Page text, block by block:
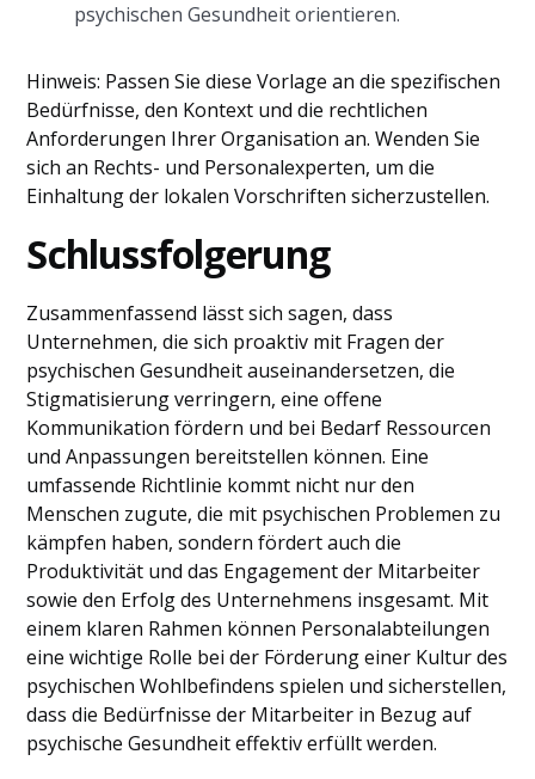
psychischen Gesundheit orientieren.
Hinweis: Passen Sie diese Vorlage an die spezifischen
Bedürfnisse, den Kontext und die rechtlichen
Anforderungen Ihrer Organisation an. Wenden Sie
sich an Rechts- und Personalexperten, um die
Einhaltung der lokalen Vorschriften sicherzustellen.
Schlussfolgerung
Zusammenfassend lässt sich sagen, dass
Unternehmen, die sich proaktiv mit Fragen der
psychischen Gesundheit auseinandersetzen, die
Stigmatisierung verringern, eine offene
Kommunikation fördern und bei Bedarf Ressourcen
und Anpassungen bereitstellen können. Eine
umfassende Richtlinie kommt nicht nur den
Menschen zugute, die mit psychischen Problemen zu
kämpfen haben, sondern fördert auch die
Produktivität und das Engagement der Mitarbeiter
sowie den Erfolg des Unternehmens insgesamt. Mit
einem klaren Rahmen können Personalabteilungen
eine wichtige Rolle bei der Förderung einer Kultur des
psychischen Wohlbefindens spielen und sicherstellen,
dass die Bedürfnisse der Mitarbeiter in Bezug auf
psychische Gesundheit effektiv erfüllt werden.